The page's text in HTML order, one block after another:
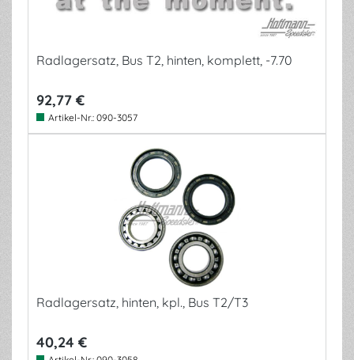
Radlagersatz, Bus T2, hinten, komplett, -7.70
92,77 €
Artikel-Nr.: 090-3057
Radlagersatz, hinten, kpl., Bus T2/T3
40,24 €